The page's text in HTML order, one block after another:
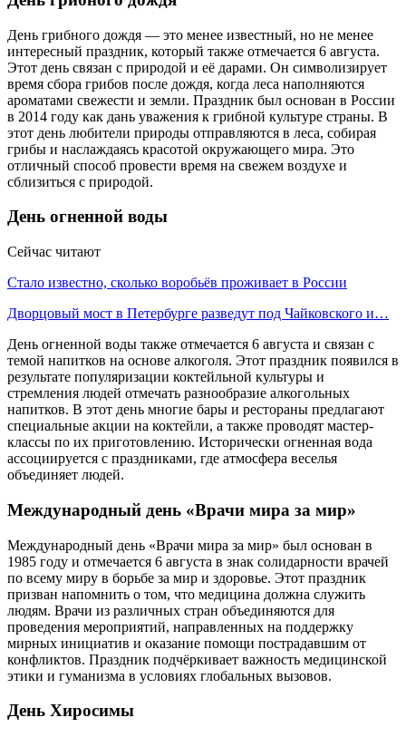
День грибного дождя — это менее известный, но не менее
интересный праздник, который также отмечается 6 августа.
Этот день связан с природой и её дарами. Он символизирует
время сбора грибов после дождя, когда леса наполняются
ароматами свежести и земли. Праздник был основан в России
в 2014 году как дань уважения к грибной культуре страны. В
этот день любители природы отправляются в леса, собирая
грибы и наслаждаясь красотой окружающего мира. Это
отличный способ провести время на свежем воздухе и
сблизиться с природой.
День огненной воды
Сейчас читают
Стало известно, сколько воробьёв проживает в России
Дворцовый мост в Петербурге разведут под Чайковского и…
День огненной воды также отмечается 6 августа и связан с
темой напитков на основе алкоголя. Этот праздник появился в
результате популяризации коктейльной культуры и
стремления людей отмечать разнообразие алкогольных
напитков. В этот день многие бары и рестораны предлагают
специальные акции на коктейли, а также проводят мастер-
классы по их приготовлению. Исторически огненная вода
ассоциируется с праздниками, где атмосфера веселья
объединяет людей.
Международный день «Врачи мира за мир»
Международный день «Врачи мира за мир» был основан в
1985 году и отмечается 6 августа в знак солидарности врачей
по всему миру в борьбе за мир и здоровье. Этот праздник
призван напомнить о том, что медицина должна служить
людям. Врачи из различных стран объединяются для
проведения мероприятий, направленных на поддержку
мирных инициатив и оказание помощи пострадавшим от
конфликтов. Праздник подчёркивает важность медицинской
этики и гуманизма в условиях глобальных вызовов.
День Хиросимы